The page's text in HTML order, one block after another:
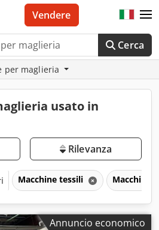
Cerca
Vendere
per maglieria
usato in
Rilevanza
Macchine tessili Macchine
Annuncio economico